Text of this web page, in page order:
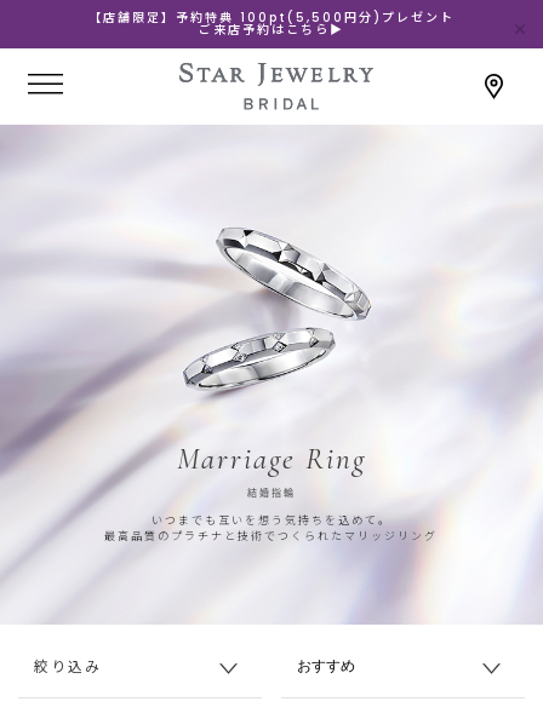
【店舗限定】予約特典 100pt(5,500円分)プレゼント
ご来店予約はこちら▶
Marriage Ring
結婚指輪
いつまでも互いを想う気持ちを込めて。
最高品質のプラチナと技術でつくられたマリッジリング
絞り込み